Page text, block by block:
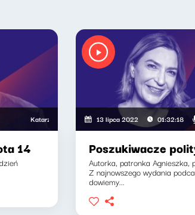
Katarzyna Kasia, Klaudiusz Slezak
14
13 lipca 2022 01:32:18
Poszukiwacze
Autorka, patronka Agnieszka,
Z najnowszego wydania
dowiemy...